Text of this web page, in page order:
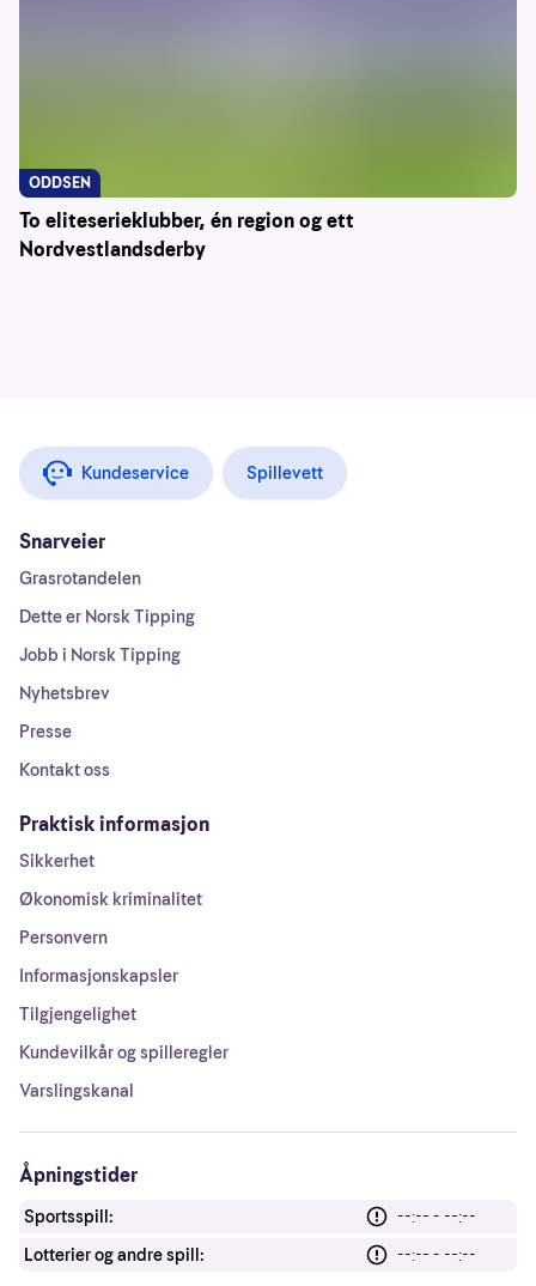
To eliteserieklubber, én region og ett
Nordvestlandsderby
ODDSEN
Kundeservice Spillevett
Snarveier
Grasrotandelen
Dette er Norsk Tipping
Jobb i Norsk Tipping
Nyhetsbrev
Presse
Kontakt oss
Praktisk informasjon
Sikkerhet
Økonomisk kriminalitet
Personvern
Informasjonskapsler
Tilgjengelighet
Kundevilkår og spilleregler
Varslingskanal
Åpningstider
Sportsspill:
--:-- - --:--
Lotterier og andre spill:
--:-- - --:--